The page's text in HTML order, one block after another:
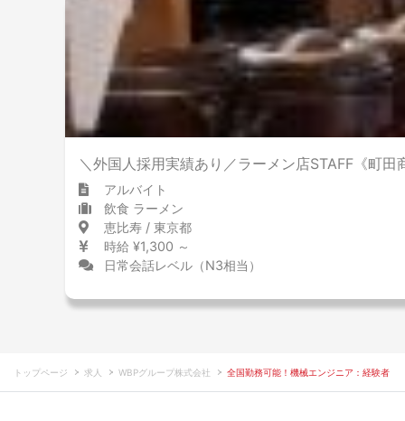
＼外国人採用実績あり／ラーメン店STAFF《町
アルバイト
飲食 ラーメン
恵比寿 / 東京都
時給 ¥1,300 ～
日常会話レベル（N3相当）
トップページ 求人 WBPグループ株式会社 全国勤務可能！機械エンジニア：経験者